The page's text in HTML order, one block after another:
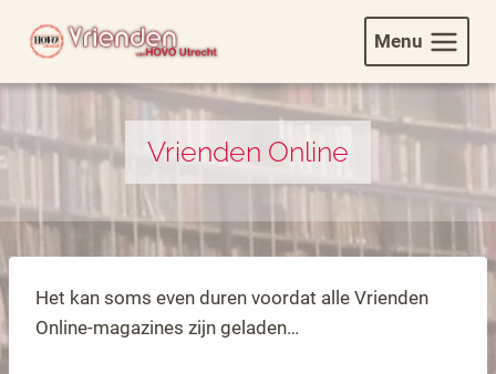
naar
Menu
Vrienden Online
Het kan soms even duren voordat alle Vrienden
Online-magazines zijn geladen…